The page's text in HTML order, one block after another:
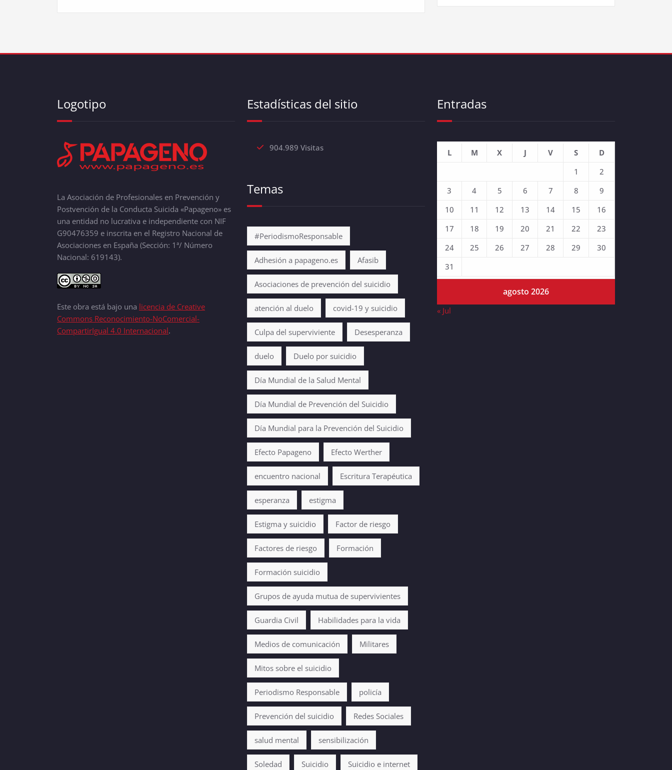
Logotipo
La Asociación de Profesionales en Prevención y
Postvención de la Conducta Suicida «Papageno» es
una entidad no lucrativa e independiente con NIF
G90476359 e inscrita en el Registro Nacional de
Asociaciones en España (Sección: 1ª/ Número
Nacional: 619143).
Este obra está bajo una licencia de Creative
Commons Reconocimiento-NoComercial-
CompartirIgual 4.0 Internacional.
Estadísticas del sitio
904.989 Visitas
Temas
#PeriodismoResponsable
Adhesión a papageno.es Afasib
Asociaciones de prevención del suicidio
atención al duelo covid-19 y suicidio
Culpa del superviviente Desesperanza
duelo Duelo por suicidio
Día Mundial de la Salud Mental
Día Mundial de Prevención del Suicidio
Día Mundial para la Prevención del Suicidio
Efecto Papageno Efecto Werther
encuentro nacional Escritura Terapéutica
esperanza estigma
Estigma y suicidio Factor de riesgo
Factores de riesgo Formación
Formación suicidio
Grupos de ayuda mutua de supervivientes
Guardia Civil Habilidades para la vida
Medios de comunicación Militares
Mitos sobre el suicidio
Periodismo Responsable policía
Prevención del suicidio Redes Sociales
salud mental sensibilización
Soledad Suicidio Suicidio e internet
Entradas
agosto 2026
L M X J V S
D
1
2
3
4 5 6 7 8
9
10
11 12 13 14 15
16
17
18 19 20 21 22
23
24
25 26 27 28 29
30
31
« Jul